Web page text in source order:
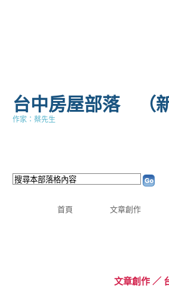
台中房屋部落（
首頁 文章創作
作家：蔡先生
文章創作 ／